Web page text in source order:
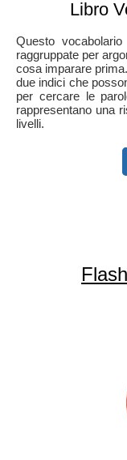
Libro
Questo
raggruppate per
cosa imparare
due indici che
per cercare le
rappresentano una
livelli.